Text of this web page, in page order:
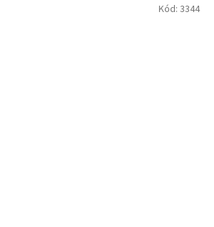
Kód: 3344